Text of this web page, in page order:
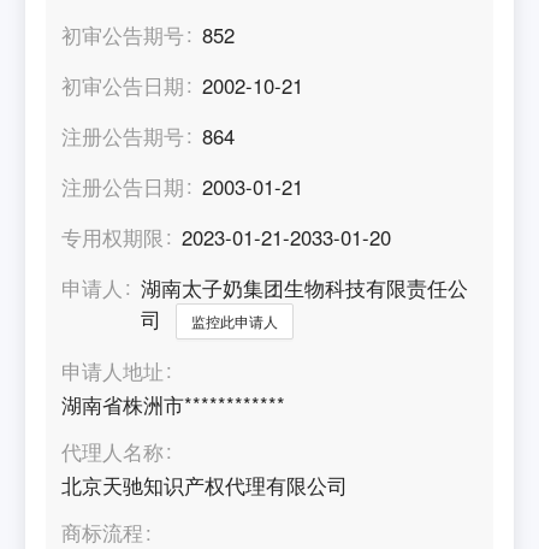
初审公告期号
852
初审公告日期
2002-10-21
注册公告期号
864
注册公告日期
2003-01-21
专用权期限
2023-01-21-2033-01-20
申请人
湖南太子奶集团生物科技有限责任公
司
监控此申请人
申请人地址
湖南省株洲市************
代理人名称
北京天驰知识产权代理有限公司
商标流程